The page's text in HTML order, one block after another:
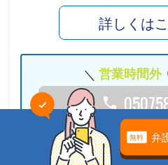
詳しくは
営業時間外
24時間